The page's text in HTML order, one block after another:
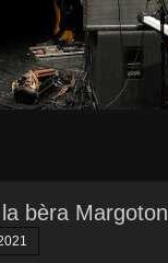
bèra Margoton